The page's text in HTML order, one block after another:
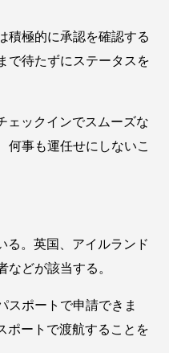
積極的に承認を確認する
で待たずにステータスを
ェックインでスムーズな
何事も運任せにしないこ
る。英国、アイルランド
どが該当する。
スポートで申請できま
ポートで渡航することを